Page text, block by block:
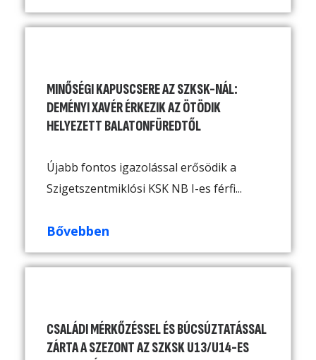
MINŐSÉGI KAPUSCSERE AZ SZKSK-NÁL:
DEMÉNYI XAVÉR ÉRKEZIK AZ ÖTÖDIK
HELYEZETT BALATONFÜREDTŐL
Újabb fontos igazolással erősödik a
Szigetszentmiklósi KSK NB I-es férfi...
Bővebben
CSALÁDI MÉRKŐZÉSSEL ÉS BÚCSÚZTATÁSSAL
ZÁRTA A SZEZONT AZ SZKSK U13/U14-ES